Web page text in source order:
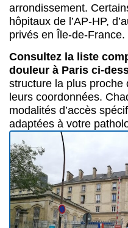
arrondissement.
hôpitaux de l’AP-HP,
privés en Île-de-France.
Consultez la liste
douleur à Paris ci-
structure la plus proche
leurs coordonnées.
modalités d’accès
adaptées à votre